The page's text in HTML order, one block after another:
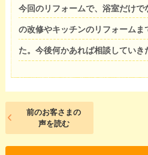
今回のリフォームで、浴室だけで
の改修やキッチンのリフォームま
た。今後何かあれば相談していき
前のお客さまの
声を読む